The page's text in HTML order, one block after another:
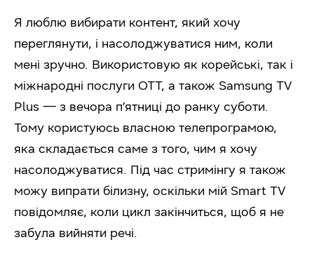
Я люблю вибирати контент, який хочу
переглянути, і насолоджуватися ним, коли
мені зручно. Використовую як корейські, так і
міжнародні послуги OTT, а також Samsung TV
Plus — з вечора п’ятниці до ранку суботи.
Тому користуюсь власною телепрограмою,
яка складається саме з того, чим я хочу
насолоджуватися. Під час стримінгу я також
можу випрати білизну, оскільки мій Smart TV
повідомляє, коли цикл закінчиться, щоб я не
забула вийняти речі.